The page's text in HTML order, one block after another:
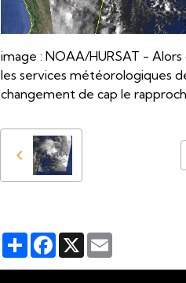
image : NOAA/HURSAT -
les services météorologiques
changement de cap le
PartagerFacebook
X Email